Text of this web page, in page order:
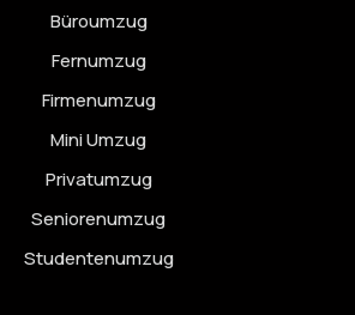
Büroumzug
Fernumzug
Firmenumzug
Mini Umzug
Privatumzug
Seniorenumzug
Studentenumzug